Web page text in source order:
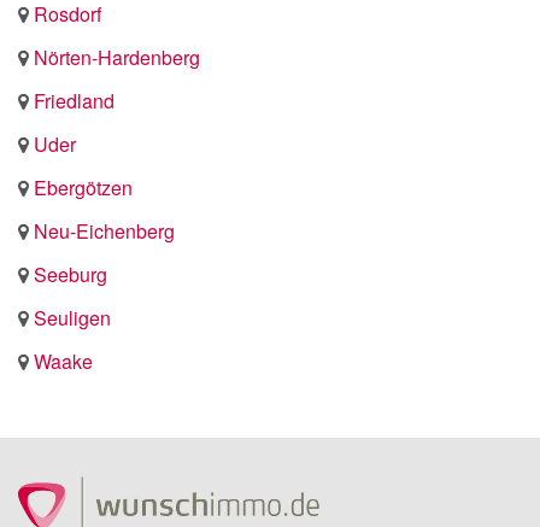
Rosdorf
Nörten-Hardenberg
Friedland
Uder
Ebergötzen
Neu-Eichenberg
Seeburg
Seuligen
Waake